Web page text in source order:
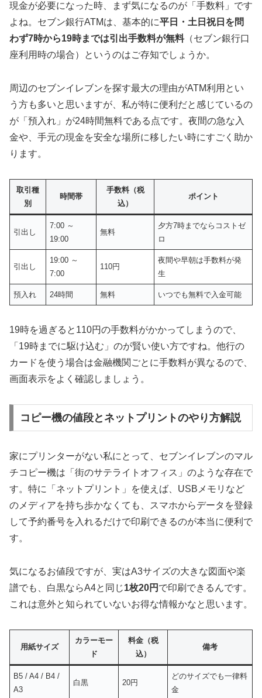
現金が必要になった時、まず気になるのが「手数料」です
よね。セブン銀行ATMは、基本的に平日・土日祝日を問
わず7時から19時までは引出手数料が無料（セブン銀行口
座利用時の場合）というのはご存知でしょうか。
周辺のセブンイレブンを探す最大の理由がATM利用とい
う方も多いと思いますが、私が特に便利だと感じているの
が「預入れ」が24時間無料である点です。夜間の急な入
金や、手元の現金を安全な場所に移したい時にすごく助か
ります。
取引種
別
時間帯
手数料（税
込）
ポイント
引出し
7:00 ～
19:00
無料
夕方7時までならコストゼ
ロ
引出し
19:00 ～
7:00
110円
夜間や早朝は手数料が発
生
預入れ 24時間 無料 いつでも無料で入金可能
19時を過ぎると110円の手数料がかかってしまうので、
「19時までに駆け込む」のが賢い使い方ですね。他行の
カードを使う場合は金融機関ごとに手数料が異なるので、
画面表示をよく確認しましょう。
コピー機の値段とネットプリントのやり方解説
家にプリンターがない私にとって、セブンイレブンのマル
チコピー機は「街のサテライトオフィス」のような存在で
す。特に
「ネットプリント」を使えば、USBメモリなど
のメディアを持ち歩かなくても、スマホからデータを登録
して予約番号を入れるだけで印刷できるのが本当に便利で
す。
気になるお値段ですが、実はA3サイズの大きな図面や楽
譜でも、白黒ならA4と同じ1枚20円 で印刷できるんです。
これは意外と知られていないお得な情報かなと思います。
用紙サイズ
カラーモー
ド
料金（税
込）
備考
B5 / A4 / B4 /
A3
白黒 20円
どのサイズでも一律料
金